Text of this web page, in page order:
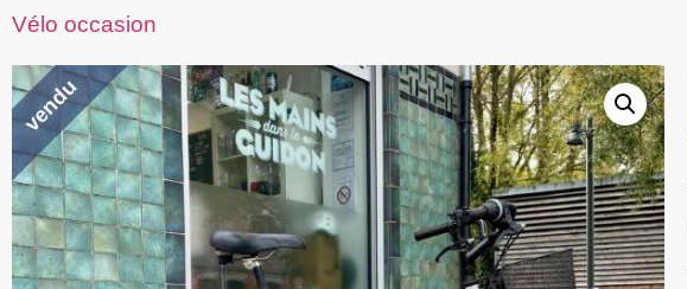
Vélo occasion
vendu